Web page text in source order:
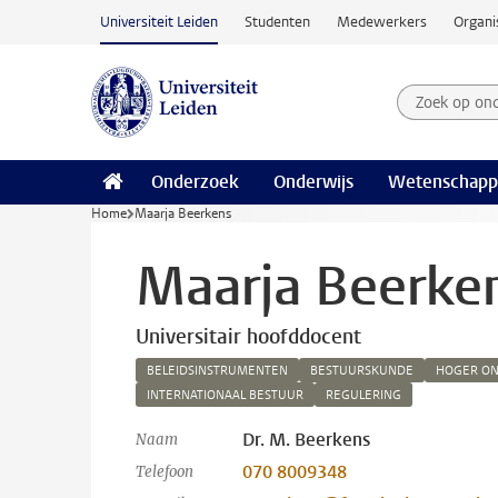
Ga naar hoofdinhoud
Universiteit Leiden Studenten Medewerkers
Zoek op
Zoekterm
Onderzoek Onderwijs
Home Maarja Beerkens
Maarja
Universitair hoofddocent
BELEIDSINSTRUMENTEN BESTUURSKUNDE
HOGER
INTERNATIONAAL BESTUUR
REGULERING
Naam Dr. M. Beerkens
Telefoon 070 8009348